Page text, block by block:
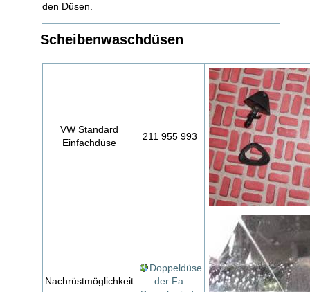
den Düsen.
Scheibenwaschdüsen
VW Standard
Einfachdüse
211 955 993
Nachrüstmöglichkeit
Doppeldüse
der Fa.